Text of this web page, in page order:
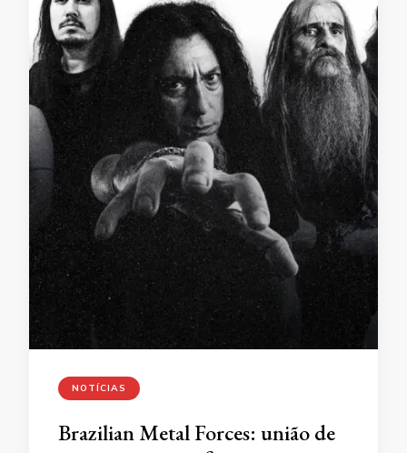
NOTÍCIAS
Brazilian Metal Forces: união de